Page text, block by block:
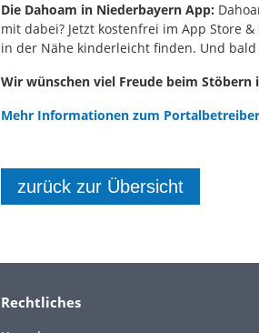
Die Dahoam in Niederbayern App:
mit dabei? Jetzt kostenfrei im App Store
in der Nähe kinderleicht finden. Und bald
Wir wünschen viel Freude beim Stöbern
Mehr Informationen zum
zurück zur Übersicht
Rechtliches